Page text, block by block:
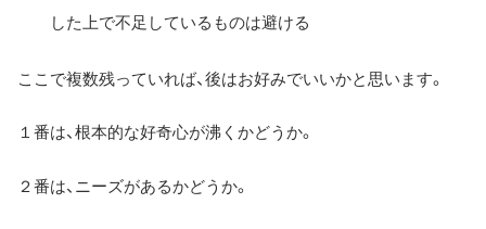
した上で不足しているものは避ける
ここで複数残っていれば、後はお好みでいいかと思います。
１番は、根本的な好奇心が沸くかどうか。
２番は、ニーズがあるかどうか。